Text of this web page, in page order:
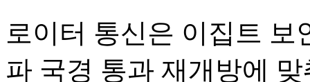
로이터 통신은 이집트 보
파 국경 통과 재개방에